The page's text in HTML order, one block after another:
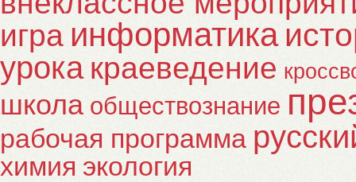
игра информатика
урока краеведение
школа обществознание
рабочая программа
химия экология